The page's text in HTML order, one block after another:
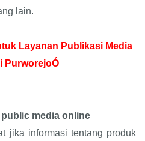
lain.
Layanan Publikasi Media
PurworejoÓ
media online
jika informasi tentang produk